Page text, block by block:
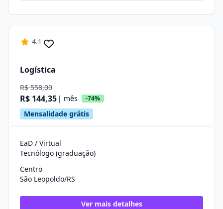
4.1
Logística
R$ 558,00
R$ 144,35 | mês -74%
Mensalidade grátis
EaD / Virtual
Tecnólogo (graduação)
Centro
São Leopoldo/RS
Ver mais detalhes